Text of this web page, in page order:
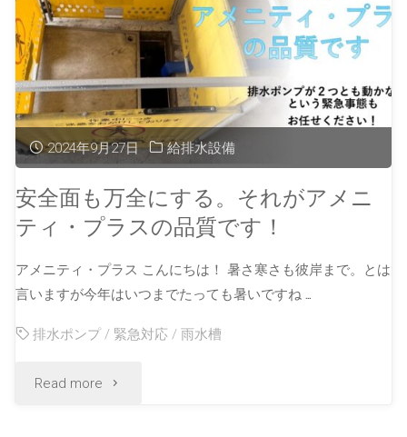
2024年9月27日 給排水設備
安全面も万全にする。それがアメニ
ティ・プラスの品質です！
アメニティ・プラス こんにちは！ 暑さ寒さも彼岸まで。とは
言いますが今年はいつまでたっても暑いですね …
排水ポンプ / 緊急対応 / 雨水槽
Read more